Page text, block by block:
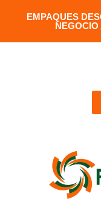
EMPAQUES